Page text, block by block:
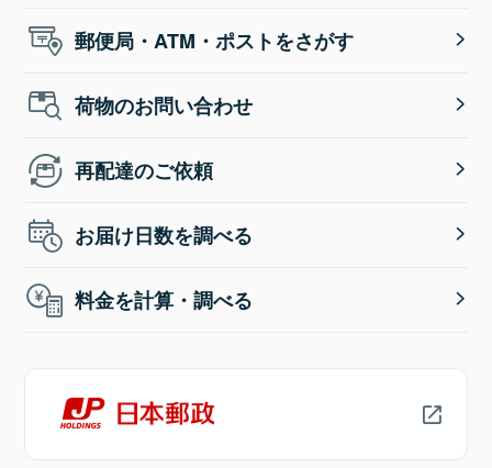
郵便局・ATM・ポストをさがす
荷物のお問い合わせ
再配達のご依頼
お届け日数を調べる
料金を計算・調べる